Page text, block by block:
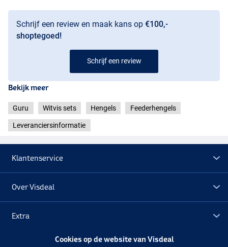
Schrijf een review en maak kans op €100,-
shoptegoed!
Schrijf een review
Bekijk meer
Guru Witvis sets Hengels Feederhengels
Leveranciersinformatie
Klantenservice
Over Visdeal
Extra
Cookies op de website van Visdeal